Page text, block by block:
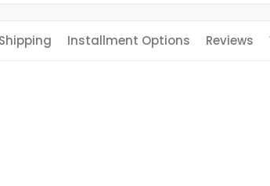
Installment Options Reviews